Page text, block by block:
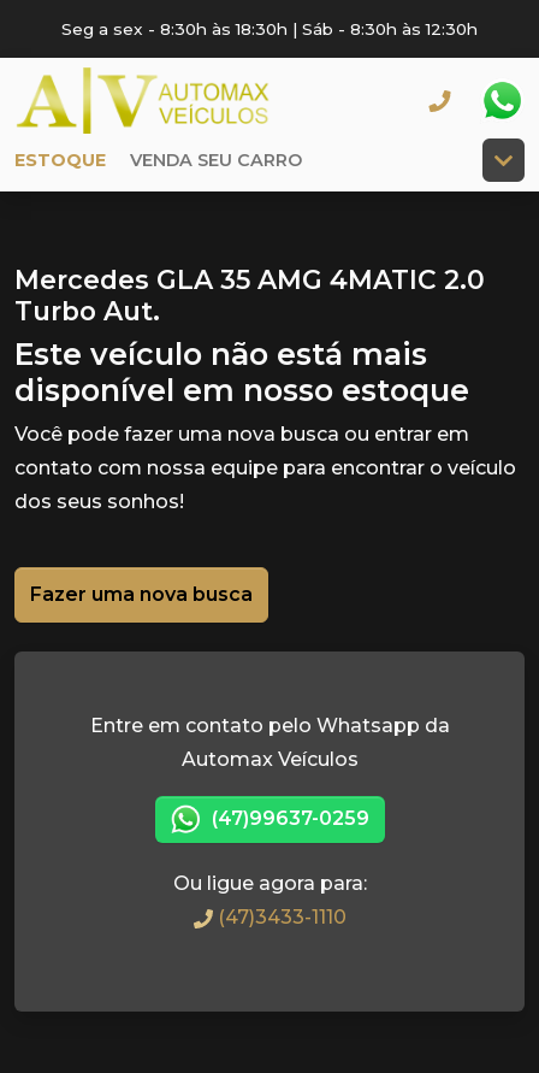
Seg a sex - 8:30h às 18:30h | Sáb - 8:30h às 12:30h
ESTOQUE VENDA SEU CARRO
Mercedes GLA 35 AMG 4MATIC 2.0
Turbo Aut.
Este veículo não está mais
disponível em nosso estoque
Você pode fazer uma nova busca ou entrar em
contato com nossa equipe para encontrar o veículo
dos seus sonhos!
Fazer uma nova busca
Entre em contato pelo Whatsapp da
Automax Veículos
(47)99637-0259
Ou ligue agora para:
(47)3433-1110